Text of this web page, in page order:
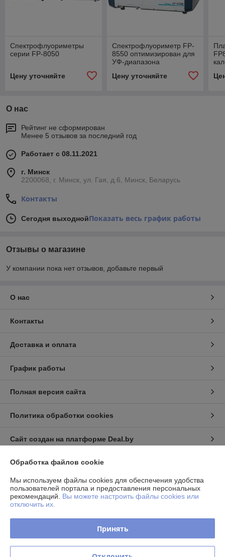
Спектрофлуориметры
серии FP-8050
Цену уточняйте
Спектрофлуориметр FP-
8550 оптимизирован для
УФ-диапазона
Цену уточняйте
О нас
Рейтинг не сформирован
Менее 5 отзывов за последний год
Работает с 08.11.2021
г. Минск
2200068, г. Минск, ул. Гая, д.6, Минск, Беларусь
Контакты
Сегодня выходнойПоказать весь график работы
Отзывы о магазине
У компании пока нет отзывов, добавьте первый
О нас
Контакты
Доставка и оплата
График работы
Полная версия сайта
Политика обработки cookies
Сайт создан на платформе Deal.by
Юридическое лицо:Частное торговое унитарное предприятие
«Фелонь»
220068, г.Минск, ул.Гая, д.6
Регистрационный номер ЕГР: 193136830
Регистрационный орган: Минский горисполком
Обработка файлов cookie
Мы используем файлы cookies для обеспечения удобства
пользователей портала и предоставления персональных
рекомендаций. Вы можете настроить файлы cookies или
отключить их.
Принять